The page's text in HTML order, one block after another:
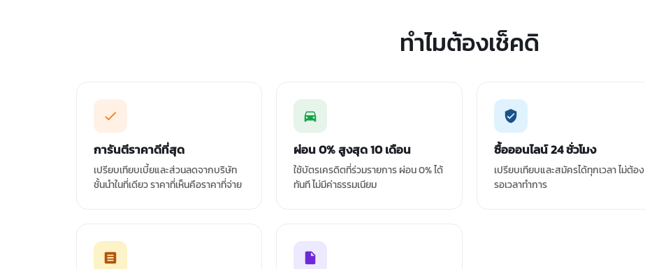
ทำไมต้องเช็คดิ
การันตีราคาดีที่สุด
เปรียบเทียบเบี้ยและส่วนลดจากบริษัท
ชั้นนำในที่เดียว ราคาที่เห็นคือราคาที่จ่าย
ผ่อน 0% สูงสุด 10 เดือน
ใช้บัตรเครดิตที่ร่วมรายการ ผ่อน 0% ได้
ทันที ไม่มีค่าธรรมเนียม
ซื้อออนไลน์ 24 ชั่วโมง
เปรียบเทียบและสมัครได้ทุกเวลา ไม่ต้อง
รอเวลาทำการ